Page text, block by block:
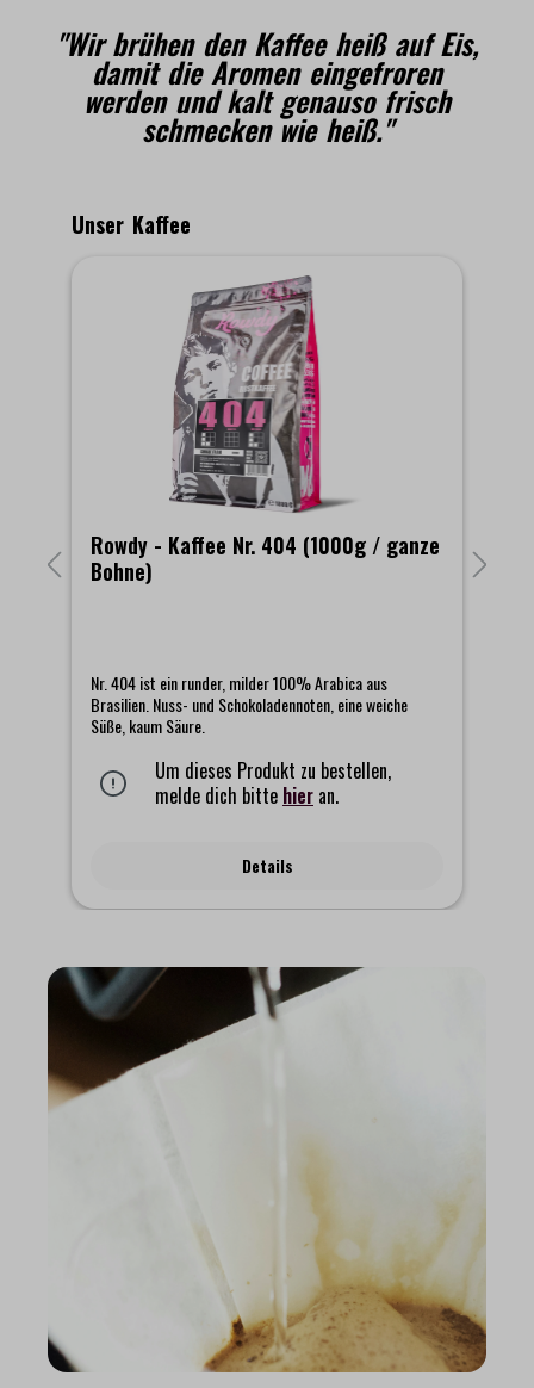
"Wir brühen den Kaffee heiß auf Eis,
damit die Aromen eingefroren
werden und kalt genauso frisch
schmecken wie heiß."
Produktgalerie überspringen
Unser Kaffee
Rowdy - Kaffee Nr. 404 (1000g / ganze
Bohne)
Nr. 404 ist ein runder, milder 100% Arabica aus
Brasilien. Nuss- und Schokoladennoten, eine weiche
Süße, kaum Säure.
Um dieses Produkt zu bestellen,
melde dich bitte hier an.
Details